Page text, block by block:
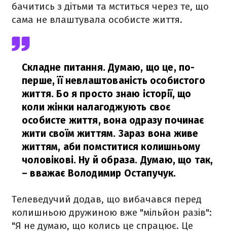
бачитись з дітьми та мститься через те, що
сама не влаштувала особисте життя.
Складне питання. Думаю, що це, по-
перше, її невлаштованість особистого
життя. Бо я просто знаю історії, що
коли жінки налагоджують своє
особисте життя, вона одразу починає
жити своїм життям. Зараз вона живе
життям, аби помститися колишньому
чоловікові. Ну й образа. Думаю, що так,
– вважає Володимир Остапучук.
Телеведучий додав, що вибачався перед
колишньою дружиною вже "мільйон разів":
"Я не думаю, що колись це спрацює. Це